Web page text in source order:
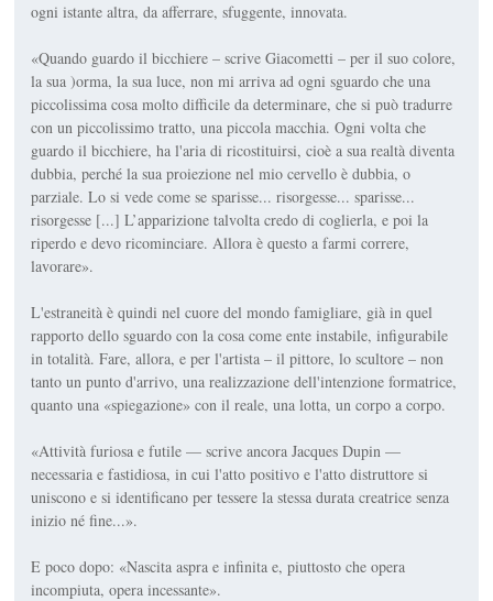
ogni istante altra, da afferrare, sfuggente, innovata.
«Quando guardo il bicchiere – scrive Giacometti – per il suo colore,
la sua )orma, la sua luce, non mi arriva ad ogni sguardo che una
piccolissima cosa molto difficile da determinare, che si può tradurre
con un piccolissimo tratto, una piccola macchia. Ogni volta che
guardo il bicchiere, ha l'aria di ricostituirsi, cioè a sua realtà diventa
dubbia, perché la sua proiezione nel mio cervello è dubbia, o
parziale. Lo si vede come se sparisse... risorgesse... sparisse...
risorgesse [...] L’apparizione talvolta credo di coglierla, e poi la
riperdo e devo ricominciare. Allora è questo a farmi correre,
lavorare».
L'estraneità è quindi nel cuore del mondo famigliare, già in quel
rapporto dello sguardo con la cosa come ente instabile, infigurabile
in totalità. Fare, allora, e per l'artista – il pittore, lo scultore – non
tanto un punto d'arrivo, una realizzazione dell'intenzione formatrice,
quanto una «spiegazione» con il reale, una lotta, un corpo a corpo.
«Attività furiosa e futile — scrive ancora Jacques Dupin —
necessaria e fastidiosa, in cui l'atto positivo e l'atto distruttore si
uniscono e si identificano per tessere la stessa durata creatrice senza
inizio né fine...».
E poco dopo: «Nascita aspra e infinita e, piuttosto che opera
incompiuta, opera incessante».